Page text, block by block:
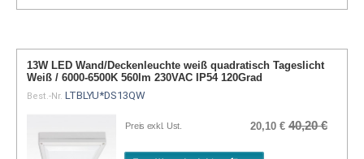
13W LED Wand/Deckenleuchte weiß quadratisch Tageslicht
Weiß / 6000-6500K 560lm 230VAC IP54 120Grad
Best.-Nr. LTBLYU*DS13QW
Preis exkl. Ust. 20,10 € 40,20 €